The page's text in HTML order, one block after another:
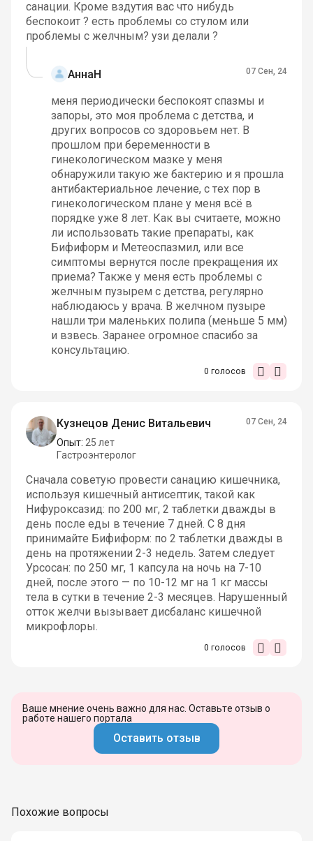
санации. Кроме вздутия вас что нибудь
беспокоит ? есть проблемы со стулом или
проблемы с желчным? узи делали ?
АннаН 07 Сен, 24
меня периодически беспокоят спазмы и
запоры, это моя проблема с детства, и
других вопросов со здоровьем нет. В
прошлом при беременности в
гинекологическом мазке у меня
обнаружили такую же бактерию и я прошла
антибактериальное лечение, с тех пор в
гинекологическом плане у меня всё в
порядке уже 8 лет. Как вы считаете, можно
ли использовать такие препараты, как
Бифиформ и Метеоспазмил, или все
симптомы вернутся после прекращения их
приема? Также у меня есть проблемы с
желчным пузырем с детства, регулярно
наблюдаюсь у врача. В желчном пузыре
нашли три маленьких полипа (меньше 5 мм)
и взвесь. Заранее огромное спасибо за
консультацию.
0 голосов
Кузнецов Денис Витальевич
Опыт: 25 лет
Гастроэнтеролог
07 Сен, 24
Сначала советую провести санацию кишечника,
используя кишечный антисептик, такой как
Нифуроксазид: по 200 мг, 2 таблетки дважды в
день после еды в течение 7 дней. С 8 дня
принимайте Бифиформ: по 2 таблетки дважды в
день на протяжении 2-3 недель. Затем следует
Урсосан: по 250 мг, 1 капсула на ночь на 7-10
дней, после этого — по 10-12 мг на 1 кг массы
тела в сутки в течение 2-3 месяцев. Нарушенный
отток желчи вызывает дисбаланс кишечной
микрофлоры.
0 голосов
Ваше мнение очень важно для нас. Оставьте отзыв о
работе нашего портала
Оставить отзыв
Похожие вопросы